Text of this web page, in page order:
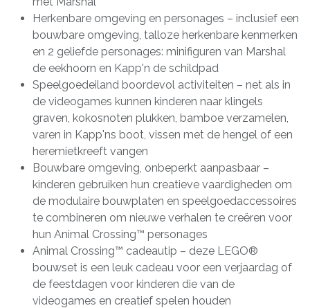
Herkenbare omgeving en personages – inclusief een
bouwbare omgeving, talloze herkenbare kenmerken
en 2 geliefde personages: minifiguren van Marshal
de eekhoorn en Kapp'n de schildpad
Speelgoedeiland boordevol activiteiten – net als in
de videogames kunnen kinderen naar klingels
graven, kokosnoten plukken, bamboe verzamelen,
varen in Kapp'ns boot, vissen met de hengel of een
heremietkreeft vangen
Bouwbare omgeving, onbeperkt aanpasbaar –
kinderen gebruiken hun creatieve vaardigheden om
de modulaire bouwplaten en speelgoedaccessoires
te combineren om nieuwe verhalen te creëren voor
hun Animal Crossing™ personages
Animal Crossing™ cadeautip – deze LEGO®
bouwset is een leuk cadeau voor een verjaardag of
de feestdagen voor kinderen die van de
videogames en creatief spelen houden